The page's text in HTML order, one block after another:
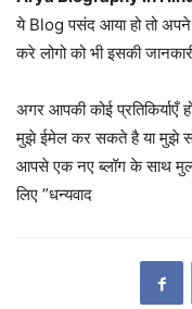
ये Blog पसंद आया हो तो
करे लोगो को भी इसकी
अगर आपकी कोई प्रतिकिर्याएँ
मुझे ईमेल कर सकते है या मुझे
आपसे एक नए ब्लॉग के साथ
लिए ”धन्यवाद